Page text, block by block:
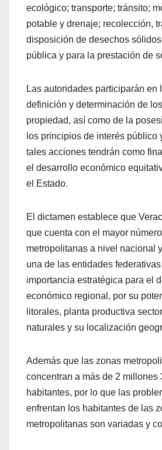
ecológico; transporte; tránsito;
potable y drenaje; recolección,
disposición de desechos
pública y para la prestación de
Las autoridades participarán en
definición y determinación de
propiedad, así como de la
los principios de interés público
tales acciones tendrán como
el desarrollo económico
el Estado.
El dictamen establece que
que cuenta con el mayor
metropolitanas a nivel nacional
una de las entidades
importancia estratégica para el
económico regional, por su
litorales, planta productiva
naturales y su localización
Además que las zonas
concentran a más de 2 millones
habitantes, por lo que las
enfrentan los habitantes de las
metropolitanas son variadas y